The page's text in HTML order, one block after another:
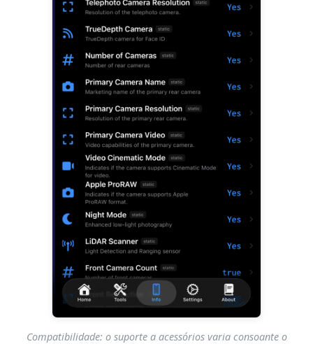
Compatibilidade: o suporte a acessórios varia consoante o